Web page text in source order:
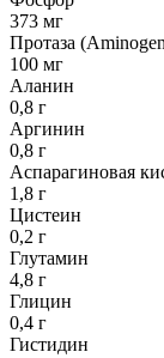
373 мг
Протаза
100 мг
Аланин
0,8 г
Аргинин
0,8 г
Аспарагиновая
1,8 г
Цистеин
0,2 г
Глутамин
4,8 г
Глицин
0,4 г
Гистидин